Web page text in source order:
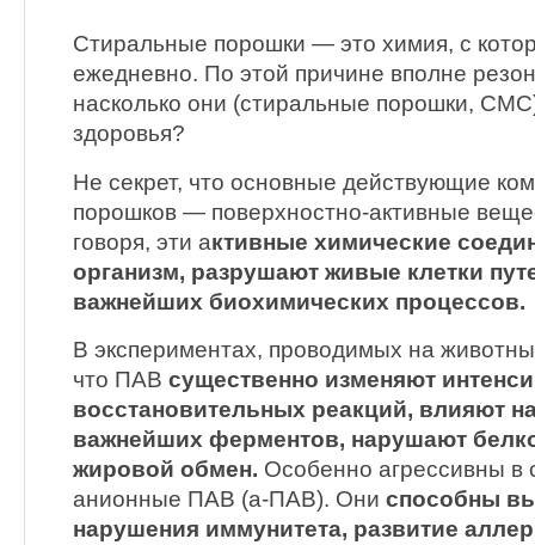
Стиральные порошки — это химия, с
ежедневно. По этой причине вполне
насколько они (стиральные порошки,
здоровья?
Не секрет, что основные действующие
порошков — поверхностно-активные
говоря, эти активные химические
организм, разрушают живые клетки
важнейших биохимических процессов.
В экспериментах, проводимых на
что ПАВ существенно изменяют
восстановительных реакций, влияют
важнейших ферментов, нарушают
жировой обмен. Особенно агрессивны в
анионные ПАВ (а-ПАВ). Они способны
нарушения иммунитета, развитие